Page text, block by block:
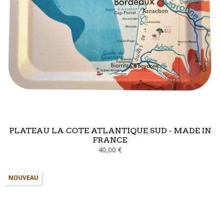
PLATEAU LA COTE ATLANTIQUE SUD - MADE IN
FRANCE
40,00 €
NOUVEAU